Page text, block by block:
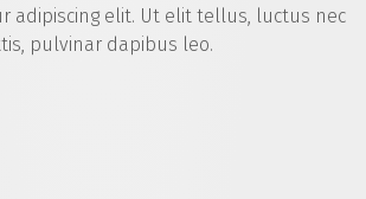
adipiscing elit. Ut elit tellus, luctus nec
pulvinar dapibus leo.